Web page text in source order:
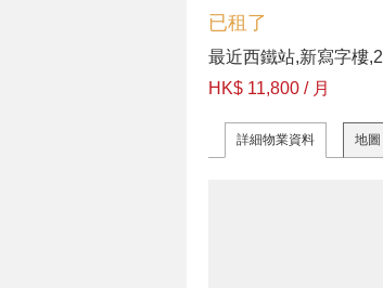
已租了
最近西鐵站,新寫字樓
HK$ 11,800 / 月
詳細物業資料 地圖